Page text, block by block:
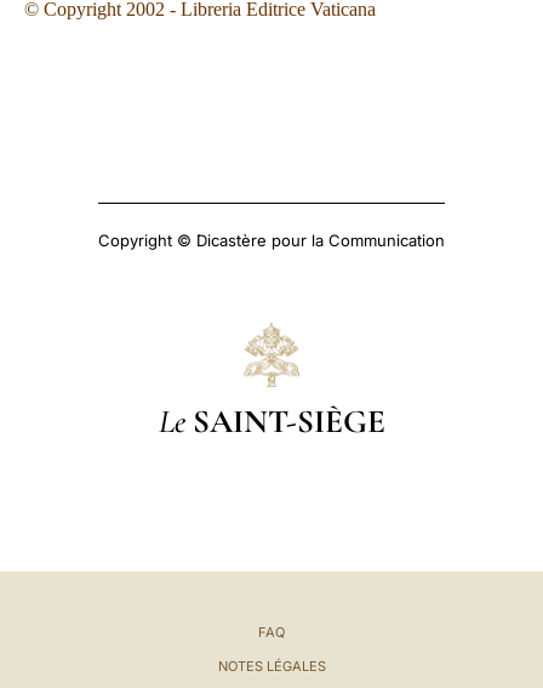
© Copyright 2002 - Libreria Editrice Vaticana
Copyright © Dicastère pour la Communication
Le SAINT-SIÈGE
FAQ
NOTES LÉGALES